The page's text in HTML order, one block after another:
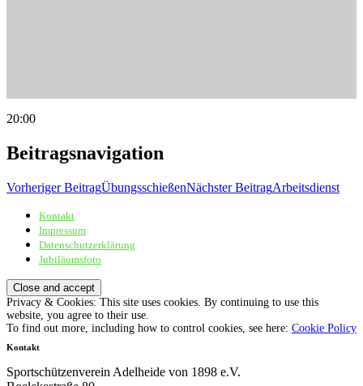
20:00
Beitragsnavigation
Vorheriger BeitragÜbungsschießenNächster BeitragArbeitsdienst
Sportschützenverein Adelheide von 1898 e.V.
Kontakt
Impressum
Datenschutzerklärung
Jubiläumsfoto
Privacy & Cookies: This site uses cookies. By continuing to use this
website, you agree to their use.
To find out more, including how to control cookies, see here: Cookie Policy
Kontakt
Sportschützenverein Adelheide von 1898 e.V.